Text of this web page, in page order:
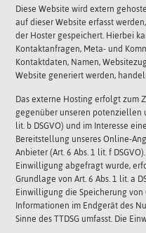
Diese Website wird extern
auf dieser Website erfasst
der Hoster gespeichert. Hierbei
Kontaktanfragen, Meta- und
Kontaktdaten, Namen,
Website generiert werden,
Das externe Hosting erfolgt zum
gegenüber unseren potenziellen
lit. b DSGVO) und im Interesse
Bereitstellung unseres Online-
Anbieter (Art. 6 Abs. 1 lit. f
Einwilligung abgefragt wurde,
Grundlage von Art. 6 Abs. 1 lit. a
Einwilligung die Speicherung
Informationen im Endgerät des
Sinne des TTDSG umfasst. Die